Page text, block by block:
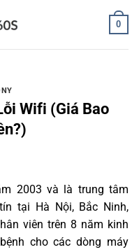
0
Wifi (Giá Bao
2003 và là trung tâm
tại Hà Nội, Bắc Ninh,
viên trên 8 năm kinh
cho các dòng máy